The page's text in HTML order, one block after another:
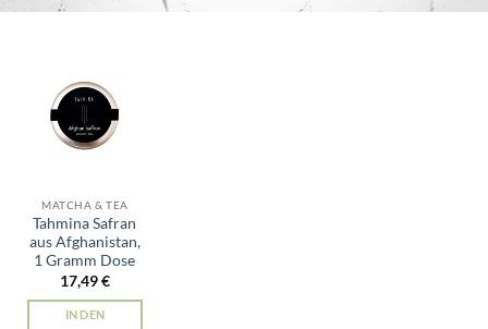
MATCHA & TEA
Tahmina Safran
aus Afghanistan,
1 Gramm Dose
17,49€
IN DEN